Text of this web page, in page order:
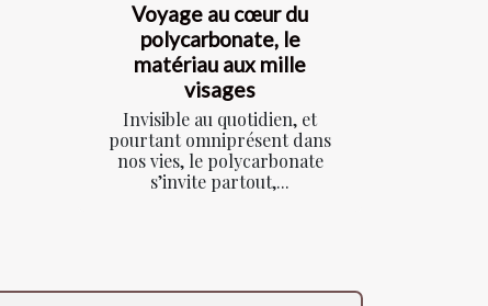
Voyage au cœur du
polycarbonate, le
matériau aux mille
visages
Invisible au quotidien, et
pourtant omniprésent dans
nos vies, le polycarbonate
s’invite partout,...